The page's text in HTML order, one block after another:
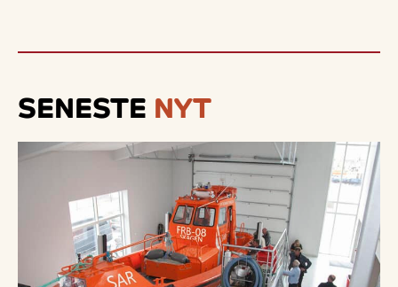
SENESTE NYT